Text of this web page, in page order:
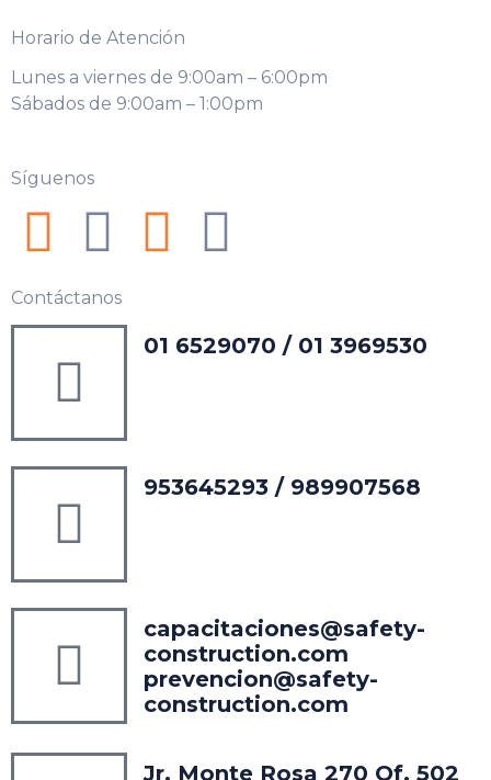
Horario de Atención
Lunes a viernes de 9:00am – 6:00pm
Sábados de 9:00am – 1:00pm
Síguenos
Contáctanos
01 6529070 / 01 3969530
953645293 / 989907568
capacitaciones@safety-
construction.com
prevencion@safety-
construction.com
Jr. Monte Rosa 270 Of. 502